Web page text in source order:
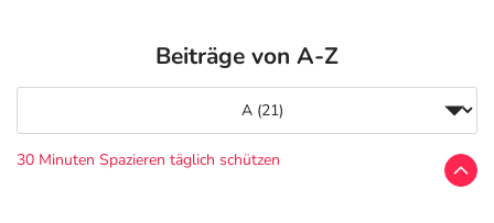
Beiträge von A-Z
30 Minuten Spazieren täglich schützen